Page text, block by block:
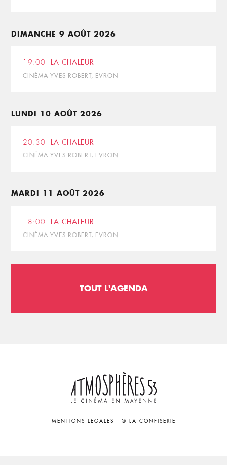
DIMANCHE 9 AOÛT 2026
19:00 LA CHALEUR
CINÉMA YVES ROBERT, EVRON
LUNDI 10 AOÛT 2026
20:30 LA CHALEUR
CINÉMA YVES ROBERT, EVRON
MARDI 11 AOÛT 2026
18:00 LA CHALEUR
CINÉMA YVES ROBERT, EVRON
TOUT L'AGENDA
MENTIONS LÉGALES - © LA CONFISERIE